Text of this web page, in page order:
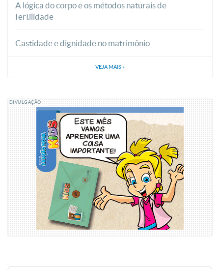
A lógica do corpo e os métodos naturais de
fertilidade
Castidade e dignidade no matrimônio
VEJA MAIS »
DIVULGAÇÃO